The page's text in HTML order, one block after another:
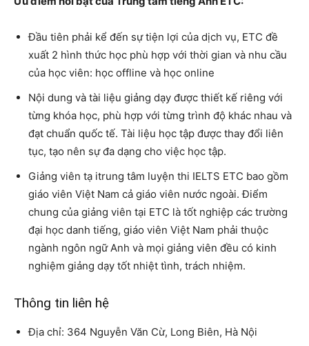
Đầu tiên phải kể đến sự tiện lợi của dịch vụ, ETC đề
xuất 2 hình thức học phù hợp với thời gian và nhu cầu
của học viên: học offline và học online
Nội dung và tài liệu giảng dạy được thiết kế riêng với
từng khóa học, phù hợp với từng trình độ khác nhau và
đạt chuẩn quốc tế. Tài liệu học tập được thay đổi liên
tục, tạo nên sự đa dạng cho việc học tập.
Giảng viên tạ itrung tâm luyện thi IELTS ETC bao gồm
giáo viên Việt Nam cả giáo viên nước ngoài. Điểm
chung của giảng viên tại ETC là tốt nghiệp các trường
đại học danh tiếng, giáo viên Việt Nam phải thuộc
ngành ngôn ngữ Anh và mọi giảng viên đều có kinh
nghiệm giảng dạy tốt nhiệt tình, trách nhiệm.
Thông tin liên hệ
Địa chỉ: 364 Nguyễn Văn Cừ, Long Biên, Hà Nội